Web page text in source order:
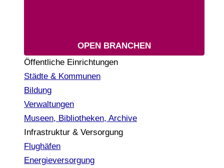
OPEN BRANCHEN
Öffentliche Einrichtungen
Städte & Kommunen
Bildung
Verwaltungen
Museen, Bibliotheken, Archive
Infrastruktur & Versorgung
Flughäfen
Energieversorgung